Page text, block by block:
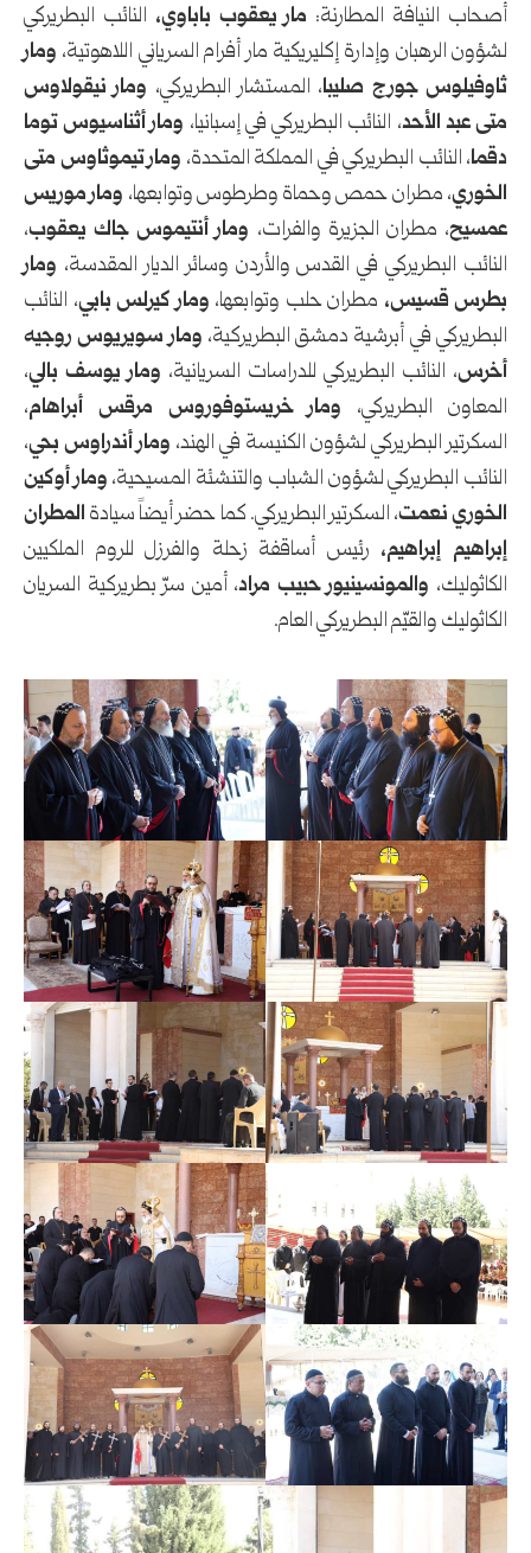
أصحاب النيافة المطارنة: مار يعقوب باباوي، النائب البطريركي
لشؤون الرهبان وإدارة إكليريكية مار أفرام السرياني اللاهوتية، ومار
ثاوفيلوس جورج صليبا، المستشار البطريركي، ومار نيقولاوس
متى عبد الأحد، النائب البطريركي في إسبانيا، ومار أثناسيوس توما
دقما، النائب البطريركي في المملكة المتحدة، ومار تيموثاوس متى
الخوري، مطران حمص وحماة وطرطوس وتوابعها، ومار موريس
عمسيح، مطران الجزيرة والفرات، ومار أنتيموس جاك يعقوب،
النائب البطريركي في القدس والأردن وسائر الديار المقدسة، ومار
بطرس قسيس، مطران حلب وتوابعها، ومار كيرلس بابي، النائب
البطريركي في أبرشية دمشق البطريركية، ومار سويريوس روجيه
أخرس، النائب البطريركي للدراسات السريانية، ومار يوسف بالي،
المعاون البطريركي، ومار خريستوفوروس مرقس أبراهام،
السكرتير البطريركي لشؤون الكنيسة في الهند، ومار أندراوس بحي،
النائب البطريركي لشؤون الشباب والتنشئة المسيحية، ومار أوكين
الخوري نعمت، السكرتير البطريركي. كما حضر أيضاً سيادة المطران
إبراهيم إبراهيم، رئيس أساقفة زحلة والفرزل للروم الملكيين
الكاثوليك، والمونسينيور حبيب مراد، أمين سرّ بطريركية السريان
الكاثوليك والقيّم البطريركي العام.